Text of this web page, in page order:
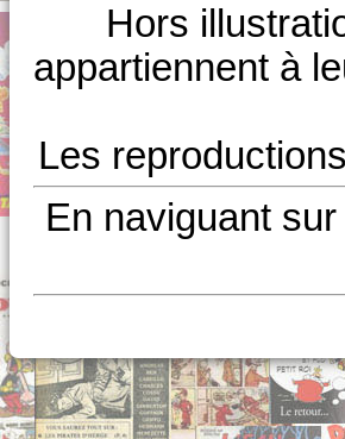
Hors
appartiennent à
Les
En naviguant